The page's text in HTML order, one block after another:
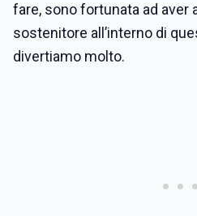
fare, sono fortunata ad aver
sostenitore all’interno di
divertiamo molto.